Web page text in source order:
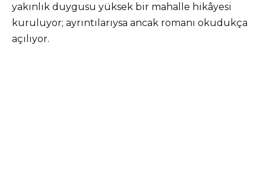
yakınlık duygusu yüksek bir mahalle hikâyesi
kuruluyor; ayrıntılarıysa ancak romanı okudukça
açılıyor.